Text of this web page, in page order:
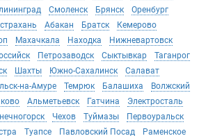
Смоленск Брянск
Оренбург
Абакан Братск
Кемерово
Махачкала Находка
Нижневартовск
Петрозаводск Сыктывкар
Таганрог
Шахты Южно-Сахалинск
Салават
на-Амуре Темрюк Балашиха
Волжский
Альметьевск Гатчина
Электросталь
Чехов Туймазы
Первоуральск
Туапсе Павловский Посад
Раменское